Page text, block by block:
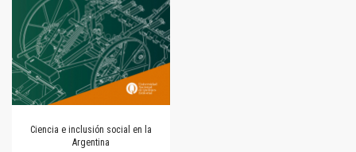
Ciencia e inclusión social en la
Argentina